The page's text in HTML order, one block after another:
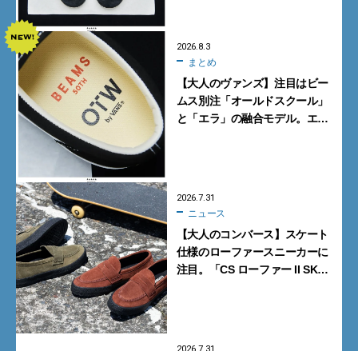
2026.8.3
まとめ
【大人のヴァンズ】注目はビー
ムス別注「オールドスクール」
と「エラ」の融合モデル。エ
2026.7.31
ニュース
【大人のコンバース】スケート
仕様のローファースニーカーに
注目。「CS ローファー II SK」
2026.7.31